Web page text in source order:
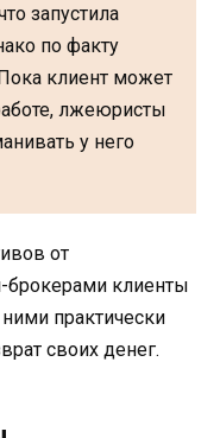
запустила
по факту
клиент может
лжеюристы
у него
от
брокерами клиенты
ними практически
своих денег.